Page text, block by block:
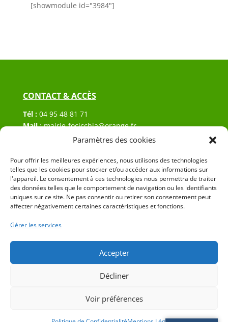
Paramètres des cookies
Pour offrir les meilleures expériences, nous utilisons des technologies
telles que les cookies pour stocker et/ou accéder aux informations sur
l'appareil. Le consentement à ces technologies nous permettra de traiter
des données telles que le comportement de navigation ou les identifiants
uniques sur ce site. Ne pas consentir ou retirer son consentement peut
affecter négativement certaines caractéristiques et fonctions.
Gérer les services
Accepter
Décliner
Voir préférences
[showmodule id="3984"]
CONTACT & ACCÈS
Tél : 04 95 48 81 71
Mail:mairie-focicchia@orange.fr
Hôtel de ville de Focicchia
20212 Focicchia